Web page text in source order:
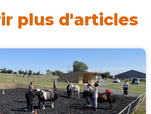
plus d'articles